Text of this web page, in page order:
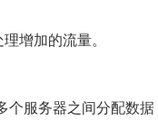
增加的流量。
服务器之间分配数据